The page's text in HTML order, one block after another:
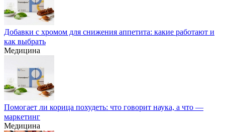
Добавки с хромом для снижения аппетита: какие работают и
как выбрать
Медицина
Помогает ли корица похудеть: что говорит наука, а что —
маркетинг
Медицина